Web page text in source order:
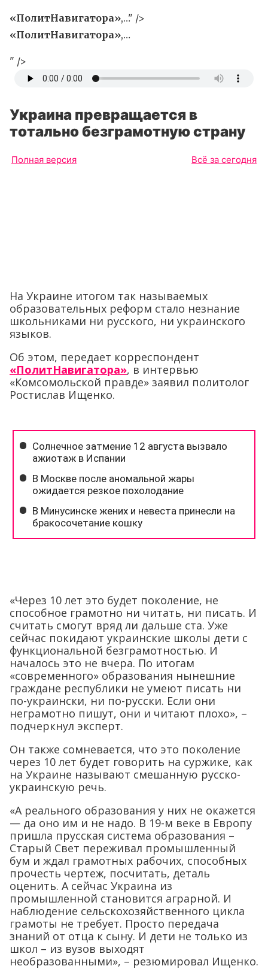
«ПолитНавигатора»,…" />
«ПолитНавигатора»,…
" />
Украина превращается в
тотально безграмотную страну
Полная версия Всё за сегодня
На Украине итогом так называемых
образовательных реформ стало незнание
школьниками ни русского, ни украинского
языков.
Об этом, передает корреспондент
«ПолитНавигатора», в интервью
«Комсомольской правде» заявил политолог
Ростислав Ищенко.
«Через 10 лет это будет поколение, не
способное грамотно ни читать, ни писать. И
считать смогут вряд ли дальше ста. Уже
сейчас покидают украинские школы дети с
функциональной безграмотностью. И
началось это не вчера. По итогам
«современного» образования нынешние
граждане республики не умеют писать ни
по-украински, ни по-русски. Если они
неграмотно пишут, они и читают плохо», –
подчеркнул эксперт.
Он также сомневается, что это поколение
через 10 лет будет говорить на суржике, как
на Украине называют смешанную русско-
украинскую речь.
«А реального образования у них не окажется
— да оно им и не надо. В 19-м веке в Европу
пришла прусская система образования –
Старый Свет переживал промышленный
бум и ждал грамотных рабочих, способных
прочесть чертеж, посчитать, деталь
оценить. А сейчас Украина из
промышленной становится аграрной. И
наблюдение сельскохозяйственного цикла
грамоты не требует. Просто передача
знаний от отца к сыну. И дети не только из
школ – из вузов выходят
необразованными», – резюмировал Ищенко.